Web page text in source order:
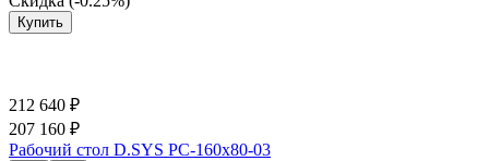
Купить
212 640 ₽
207 160 ₽
Рабочий стол D.SYS РС-160х80-03